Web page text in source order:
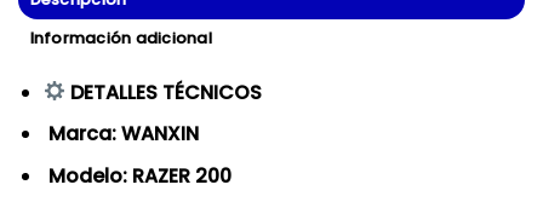
Información adicional
DETALLES TÉCNICOS
Marca: WANXIN
Modelo: RAZER 200